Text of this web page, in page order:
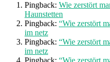
Pingback: Wie zerstört
Haunstetten
Pingback: “Wie zerstört
im netz
Pingback: “Wie zerstört
im netz
Pingback: “Wie zerstört